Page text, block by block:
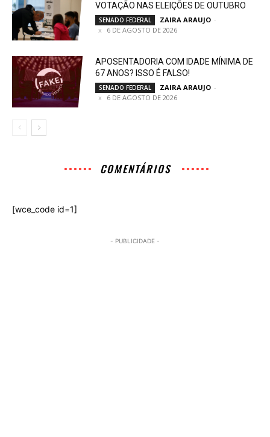
VOTAÇÃO NAS ELEIÇÕES DE OUTUBRO
SENADO FEDERAL ZAIRA ARAUJO -
6 DE AGOSTO DE 2026
APOSENTADORIA COM IDADE MÍNIMA DE
67 ANOS? ISSO É FALSO!
SENADO FEDERAL ZAIRA ARAUJO -
6 DE AGOSTO DE 2026
COMENTÁRIOS
[wce_code id=1]
- PUBLICIDADE -